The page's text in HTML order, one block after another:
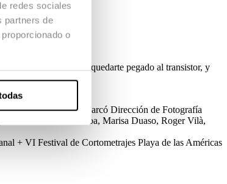
redes sociales
partners de
o
que te queda, es quedarte pegado al transistor, y
ProducciónGerard Marcó Dirección de Fotografía
de Lira, Imma Ochoa, Marisa Duaso, Roger Vilà,
+ VI Festival de Cortometrajes Playa de las Américas